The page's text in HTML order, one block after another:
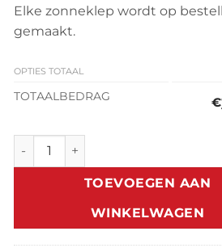
Elke zonneklep wordt op
gemaakt.
OPTIES TOTAAL
TOTAALBEDRAG
€
Zonneklep Nissan Patrol Y60 (1987-
TOEVOEGEN AAN
WINKELWAGEN